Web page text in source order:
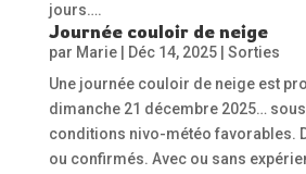
jours….
Journée couloir de neige
par Marie| Déc 14, 2025| Sorties
Une journée couloir de neige est
dimanche 21 décembre 2025…
conditions nivo-météo favorables.
ou confirmés. Avec ou sans